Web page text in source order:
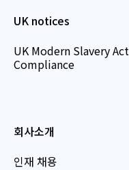
UK notices
UK Modern Slavery Act
Compliance
회사소개
인재 채용